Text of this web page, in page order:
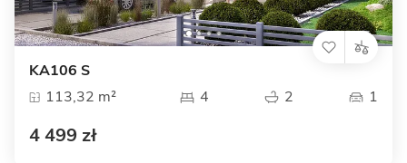
KA106 S
113,32 m²
4 2 1
4 499 zł